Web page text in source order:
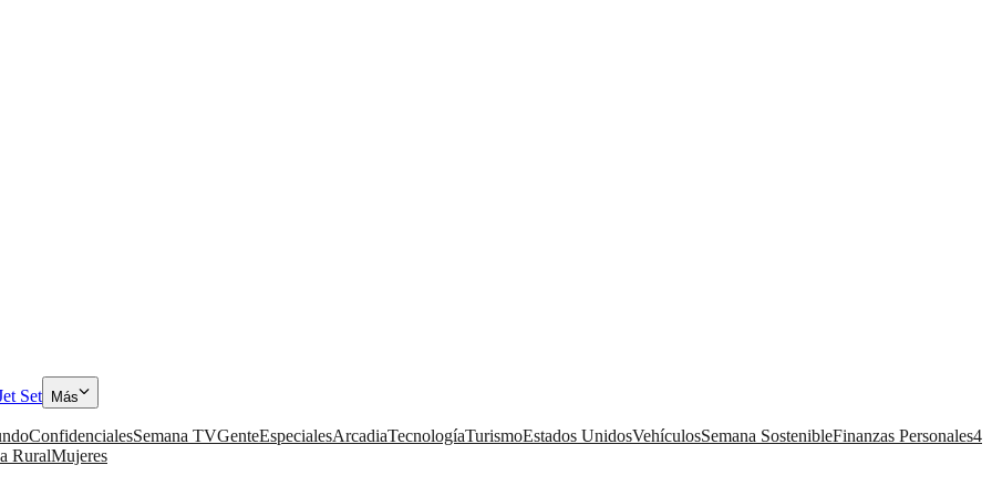
Set Más
ConfidencialesSemana TVGenteEspecialesArcadiaTecnologíaTurismoEstados UnidosVehículosSemana SostenibleFinanzas Personales4
RuralMujeres